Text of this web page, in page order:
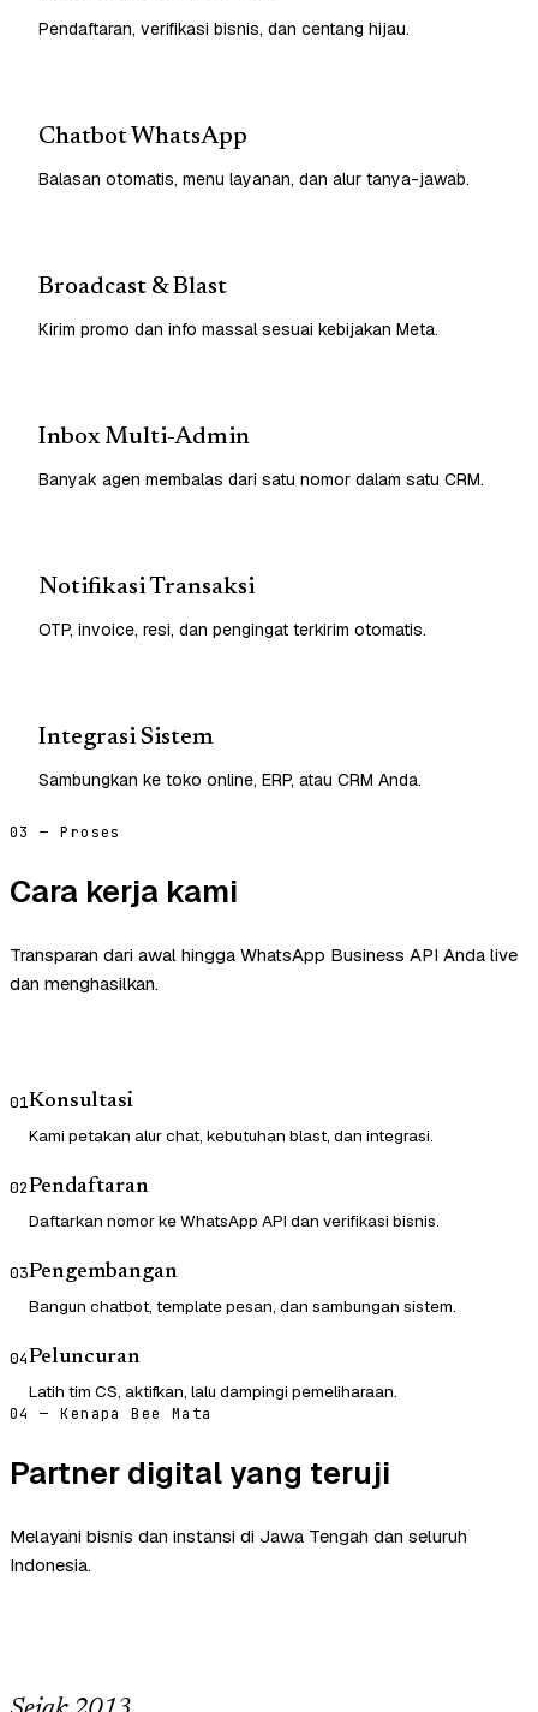
Pendaftaran, verifikasi bisnis, dan centang hijau.
Chatbot WhatsApp
Balasan otomatis, menu layanan, dan alur tanya-jawab.
Broadcast & Blast
Kirim promo dan info massal sesuai kebijakan Meta.
Inbox Multi-Admin
Banyak agen membalas dari satu nomor dalam satu CRM.
Notifikasi Transaksi
OTP, invoice, resi, dan pengingat terkirim otomatis.
Integrasi Sistem
Sambungkan ke toko online, ERP, atau CRM Anda.
03 — Proses
Cara kerja kami
Transparan dari awal hingga WhatsApp Business API Anda live
dan menghasilkan.
01Konsultasi
Kami petakan alur chat, kebutuhan blast, dan integrasi.
02Pendaftaran
Daftarkan nomor ke WhatsApp API dan verifikasi bisnis.
03Pengembangan
Bangun chatbot, template pesan, dan sambungan sistem.
04Peluncuran
Latih tim CS, aktifkan, lalu dampingi pemeliharaan.
04 — Kenapa Bee Mata
Partner digital yang teruji
Melayani bisnis dan instansi di Jawa Tengah dan seluruh
Indonesia.